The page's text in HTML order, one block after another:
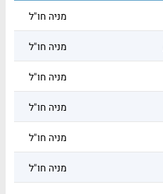
מניה חו"ל
מניה חו"ל
מניה חו"ל
מניה חו"ל
מניה חו"ל
מניה חו"ל